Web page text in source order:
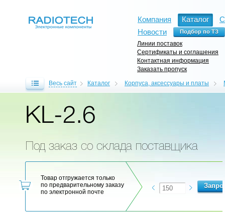
Компания Каталог
Новости
Линии поставок
Сертификаты и соглашения
Контактная информация
Заказать пропуск
Весь сайт Каталог Корпуса, аксессуары и платы
KL-2.6
Под заказ со склада поставщика
Товар отгружается только
по предварительному заказу
по электронной почте